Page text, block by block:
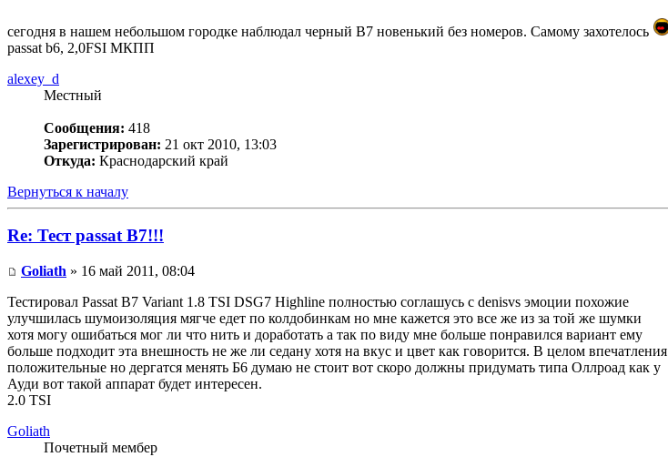
сегодня в нашем небольшом городке наблюдал черный В7 новенький без номеров. Самому захотелось
passat b6, 2,0FSI МКПП
alexey_d
Местный
Сообщения: 418
Зарегистрирован: 21 окт 2010, 13:03
Откуда: Краснодарский край
Вернуться к началу
Re: Тест passat B7!!!
Goliath » 16 май 2011, 08:04
Тестировал Passat B7 Variant 1.8 TSI DSG7 Highline полностью соглашусь с denisvs эмоции похожие
улучшилась шумоизоляция мягче едет по колдобинкам но мне кажется это все же из за той же шумки
хотя могу ошибаться мог ли что нить и доработать а так по виду мне больше понравился вариант ему
больше подходит эта внешность не же ли седану хотя на вкус и цвет как говорится. В целом впечатления
положительные но дергатся менять Б6 думаю не стоит вот скоро должны придумать типа Оллроад как у
Ауди вот такой аппарат будет интересен.
2.0 TSI
Goliath
Почетный мембер